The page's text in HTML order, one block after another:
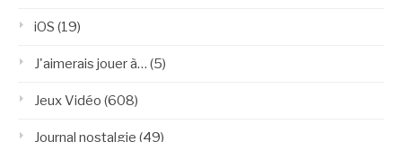
iOS (19)
J'aimerais jouer à… (5)
Jeux Vidéo (608)
Journal nostalgie (49)